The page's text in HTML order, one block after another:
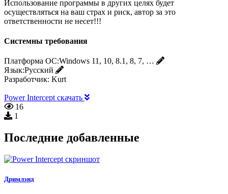
Использование программы в других целях будет
осуществляться на ваш страх и риск, автор за это
ответственности не несет!!!
Системны требования
Платформа ОС:Windows 11, 10, 8.1, 8, 7, …
Язык:Русский
Разработчик: Kurt
Power Intercept скачать
16
1
Последние добавленные
Дримлэнд